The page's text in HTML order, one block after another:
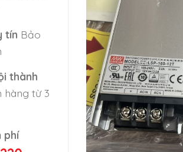
tín Bảo
thành
hàng từ 3
phí